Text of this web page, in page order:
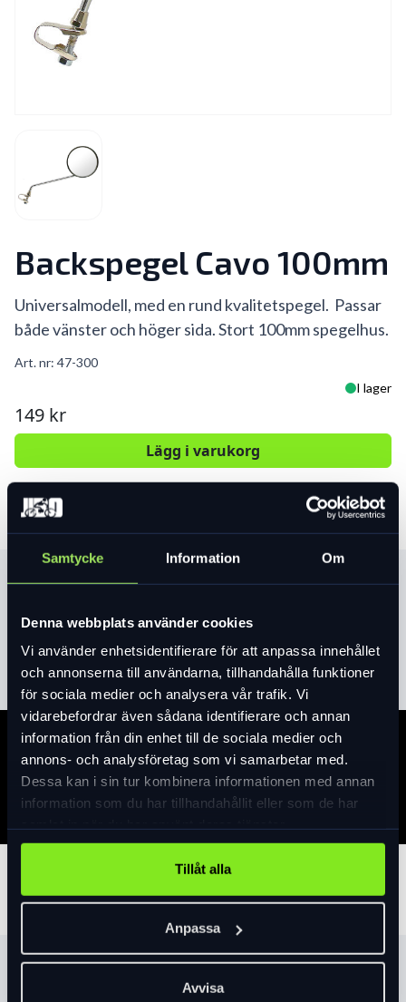
Samtycke Information Om
Denna webbplats använder cookies
Vi använder enhetsidentifierare för att anpassa innehållet
och annonserna till användarna, tillhandahålla funktioner
för sociala medier och analysera vår trafik. Vi
vidarebefordrar även sådana identifierare och annan
information från din enhet till de sociala medier och
annons- och analysföretag som vi samarbetar med.
Dessa kan i sin tur kombinera informationen med annan
information som du har tillhandahållit eller som de har
Tillåt alla
Anpassa
Avvisa
Backspegel Cavo 100mm
Universalmodell, med en rund kvalitetspegel. Passar
både vänster och höger sida. Stort 100mm spegelhus.
Art. nr: 47-300
I lager
149 kr
Lägg i varukorg
Produktinformation
Läs mer expand_more
Specifikation
Tillbehör
Produktrekommendationer